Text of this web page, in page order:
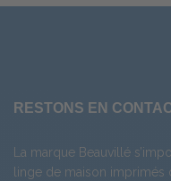
RESTONS EN
La marque Beauvillé
linge de maison imprimés